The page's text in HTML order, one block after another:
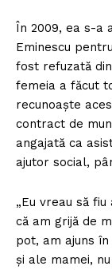
În 2009, ea s-a
Eminescu
fost refuzată
femeia a făcut
recunoaște
contract de
angajată ca
ajutor social,
„Eu vreau să
că am grijă de
pot, am ajuns
şi ale mamei,